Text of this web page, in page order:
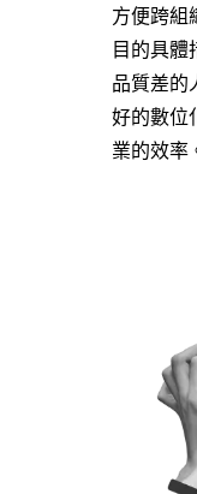
方便跨組
目的具體
品質差的
好的數位
業的效率